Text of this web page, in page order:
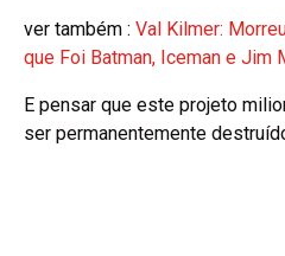
ver também : Val Kilmer:
que Foi Batman, Iceman e Jim
E pensar que este projeto
ser permanentemente